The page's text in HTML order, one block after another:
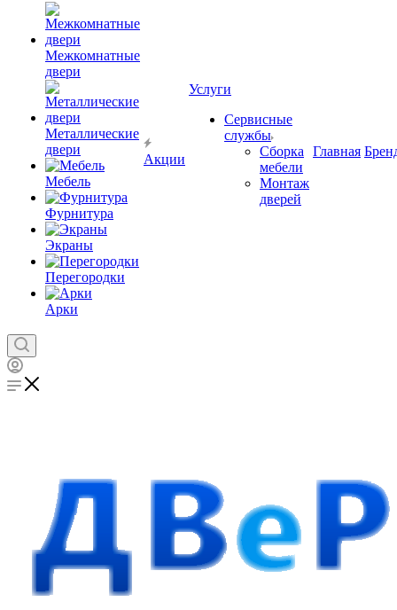
Межкомнатные
двери
Металлические
двери
Мебель
Фурнитура
Экраны
Перегородки
Арки
Акции
Услуги
Сервисные
службы
Сборка
мебели
Монтаж
дверей
Главная